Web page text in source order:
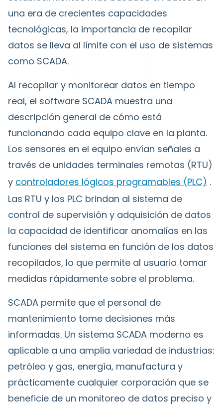
una era de crecientes capacidades
tecnológicas, la importancia de recopilar
datos se lleva al límite con el uso de sistemas
como SCADA.
Al recopilar y monitorear datos en tiempo
real, el software SCADA muestra una
descripción general de cómo está
funcionando cada equipo clave en la planta.
Los sensores en el equipo envían señales a
través de unidades terminales remotas (RTU)
y controladores lógicos programables (PLC) .
Las RTU y los PLC brindan al sistema de
control de supervisión y adquisición de datos
la capacidad de identificar anomalías en las
funciones del sistema en función de los datos
recopilados, lo que permite al usuario tomar
medidas rápidamente sobre el problema.
SCADA permite que el personal de
mantenimiento tome decisiones más
informadas. Un sistema SCADA moderno es
aplicable a una amplia variedad de industrias:
petróleo y gas, energía, manufactura y
prácticamente cualquier corporación que se
beneficie de un monitoreo de datos preciso y